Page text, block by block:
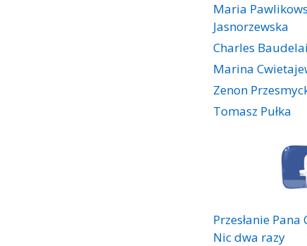
Maria
Jasnorzewska
Charles
Marina
Zenon
Tomasz Pułka
Przesłanie Pana
Nic dwa razy